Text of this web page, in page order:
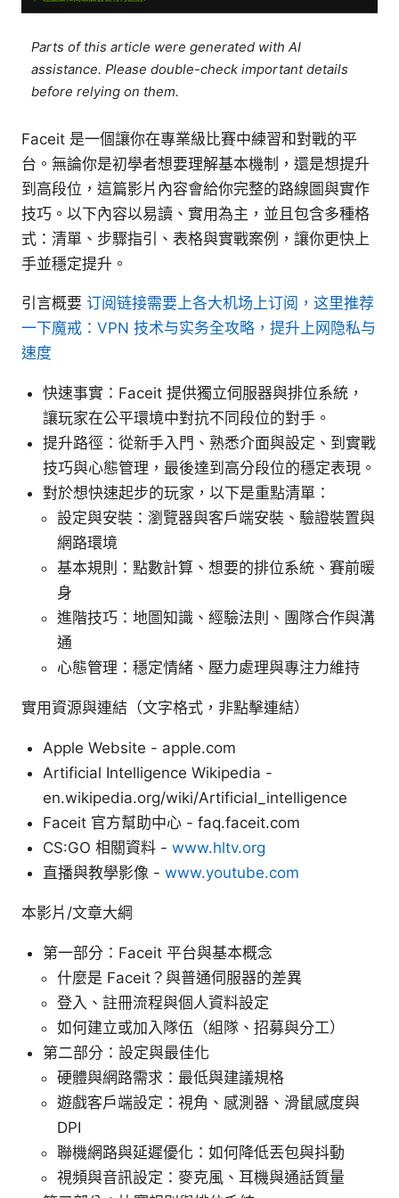
Parts of this article were generated with AI
assistance. Please double-check important details
before relying on them.
Faceit 是一個讓你在專業級比賽中練習和對戰的平
台。無論你是初學者想要理解基本機制，還是想提升
到高段位，這篇影片內容會給你完整的路線圖與實作
技巧。以下內容以易讀、實用為主，並且包含多種格
式：清單、步驟指引、表格與實戰案例，讓你更快上
手並穩定提升。
引言概要 订阅链接需要上各大机场上订阅，这里推荐
一下魔戒：VPN 技术与实务全攻略，提升上网隐私与
速度
快速事實：Faceit 提供獨立伺服器與排位系統，
讓玩家在公平環境中對抗不同段位的對手。
提升路徑：從新手入門、熟悉介面與設定、到實戰
技巧與心態管理，最後達到高分段位的穩定表現。
對於想快速起步的玩家，以下是重點清單：
設定與安裝：瀏覽器與客戶端安裝、驗證裝置與
網路環境
基本規則：點數計算、想要的排位系統、賽前暖
身
進階技巧：地圖知識、經驗法則、團隊合作與溝
通
心態管理：穩定情緒、壓力處理與專注力維持
實用資源與連結（文字格式，非點擊連結）
Apple Website - apple.com
Artificial Intelligence Wikipedia -
en.wikipedia.org/wiki/Artificial_intelligence
Faceit 官方幫助中心 - faq.faceit.com
CS:GO 相關資料 - www.hltv.org
直播與教學影像 - www.youtube.com
本影片/文章大綱
第一部分：Faceit 平台與基本概念
什麼是 Faceit？與普通伺服器的差異
登入、註冊流程與個人資料設定
如何建立或加入隊伍（組隊、招募與分工）
第二部分：設定與最佳化
硬體與網路需求：最低與建議規格
遊戲客戶端設定：視角、感測器、滑鼠感度與
DPI
聯機網路與延遲優化：如何降低丟包與抖動
視頻與音訊設定：麥克風、耳機與通話質量